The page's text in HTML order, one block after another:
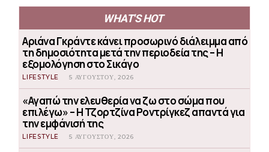
WHAT'S HOT
Αριάνα Γκράντε κάνει προσωρινό διάλειμμα από
τη δημοσιότητα μετά την περιοδεία της – Η
εξομολόγηση στο Σικάγο
LIFESTYLE 5 ΑΥΓΟΎΣΤΟΥ, 2026
«Αγαπώ την ελευθερία να ζω στο σώμα που
επιλέγω» – Η Τζορτζίνα Ροντρίγκεζ απαντά για
την εμφάνισή της
LIFESTYLE 5 ΑΥΓΟΎΣΤΟΥ, 2026